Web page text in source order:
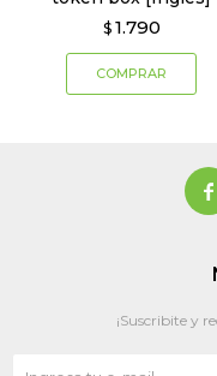
$ 1.790

¡Suscribite y